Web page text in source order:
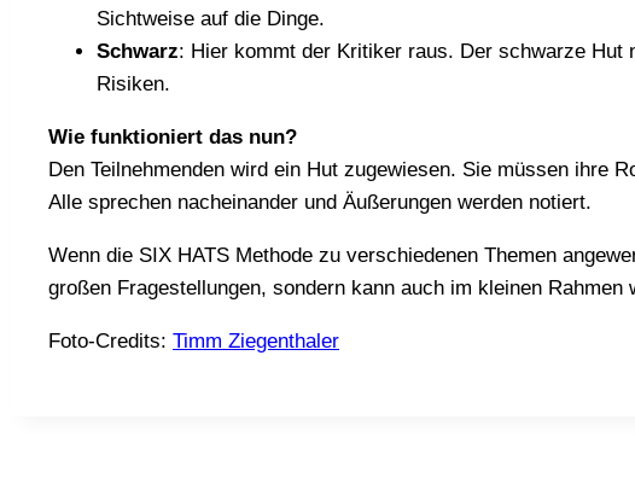
Sichtweise auf die Dinge.
Schwarz: Hier kommt der Kritiker raus. Der schwarze
Risiken.
Wie funktioniert das nun?
Den Teilnehmenden wird ein Hut zugewiesen. Sie müssen ihre
Alle sprechen nacheinander und Äußerungen werden notiert.
Wenn die SIX HATS Methode zu verschiedenen Themen
großen Fragestellungen, sondern kann auch im kleinen
Foto-Credits: Timm Ziegenthaler